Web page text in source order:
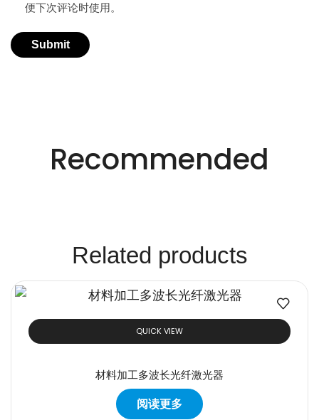
便下次评论时使用。
创新的激光解决方
案。
Recommended
Related products
QUICK VIEW
材料加工多波长光纤激光器
阅读更多